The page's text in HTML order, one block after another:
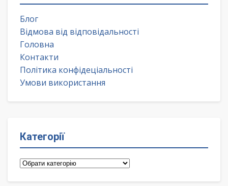
Блог
Відмова від відповідальності
Головна
Контакти
Політика конфідеціальності
Умови використання
Категорії
Категорії